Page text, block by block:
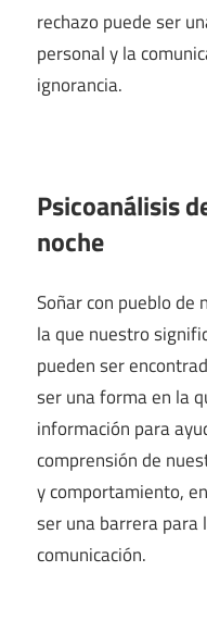
rechazo puede ser
personal y la
ignorancia.
Psicoanálisis
noche
Soñar con pueblo de
la que nuestro
pueden ser
ser una forma en la
información para
comprensión de
y comportamiento,
ser una barrera para
comunicación.